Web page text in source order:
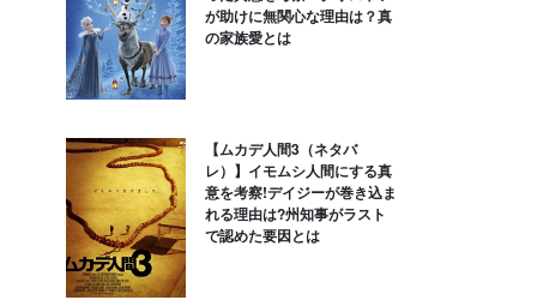
が助けに無関心な理由は？真
の家族愛とは
【ムカデ人間3（ネタバ
レ）】イモムシ人間にする真
意を考察!デイジーが巻き込ま
れる理由は?州知事がラスト
で認めた要因とは